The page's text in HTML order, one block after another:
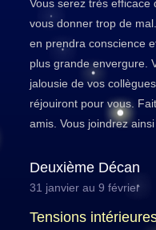
Vous serez très efficace
vous donner trop de
en prendra conscience
plus grande envergure.
jalousie de vos
réjouiront pour vous.
amis. Vous joindrez ainsi
Deuxième Décan
31 janvier au 9 février
Tensions